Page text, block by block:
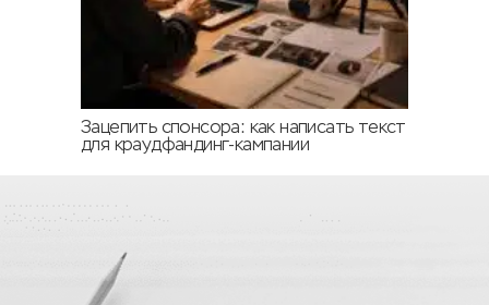
Зацепить спонсора: как написать текст
для краудфандинг-кампании